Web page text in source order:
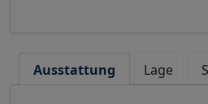
Ausstattung Lage